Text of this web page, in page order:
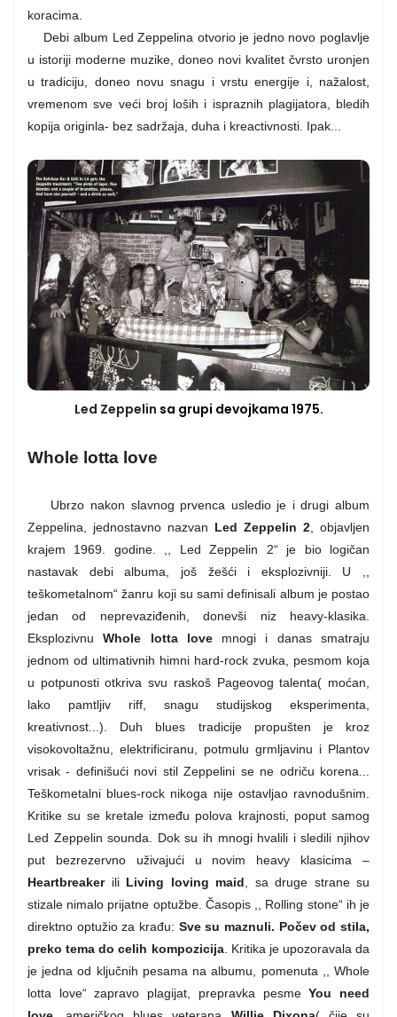
koracima.
Debi album Led Zeppelina otvorio je jedno novo poglavlje
u istoriji moderne muzike, doneo novi kvalitet čvrsto uronjen
u tradiciju, doneo novu snagu i vrstu energije i, nažalost,
vremenom sve veći broj loših i ispraznih plagijatora, bledih
kopija originla- bez sadržaja, duha i kreactivnosti. Ipak...
Led Zeppelin sa grupi devojkama 1975.
Whole lotta love
Ubrzo nakon slavnog prvenca usledio je i drugi album
Zeppelina, jednostavno nazvan Led Zeppelin 2 , objavljen
krajem 1969. godine. ,, Led Zeppelin 2“ je bio logičan
nastavak debi albuma, još žešći i eksplozivniji. U ,,
teškometalnom“ žanru koji su sami definisali album je postao
jedan od neprevaziđenih, donevši niz heavy-klasika.
EksplozivnuWhole lotta love mnogi i danas smatraju
jednom od ultimativnih himni hard-rock zvuka, pesmom koja
u potpunosti otkriva svu raskoš Pageovog talenta( moćan,
lako pamtljiv riff, snagu studijskog eksperimenta,
kreativnost...). Duh blues tradicije propušten je kroz
visokovoltažnu, elektrificiranu, potmulu grmljavinu i Plantov
vrisak - definišući novi stil Zeppelini se ne odriču korena...
Teškometalni blues-rock nikoga nije ostavljao ravnodušnim.
Kritike su se kretale između polova krajnosti, poput samog
Led Zeppelin sounda. Dok su ih mnogi hvalili i sledili njihov
put bezrezervno uživajući u novim heavy klasicima –
Heartbreakerili Living loving maid , sa druge strane su
stizale nimalo prijatne optužbe. Časopis ,, Rolling stone“ ih je
direktno optužio za krađu: Sve su maznuli. Počev od stila,
preko tema do celih kompozicija. Kritika je upozoravala da
je jedna od ključnih pesama na albumu, pomenuta ,, Whole
lotta love“ zapravo plagijat, prepravka pesmeYou need